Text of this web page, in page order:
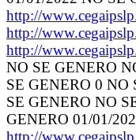
http://
http://
http://
NO SE GENERO
SE GENERO 0 NO
SE GENERO NO
GENERO 01/01/
http://